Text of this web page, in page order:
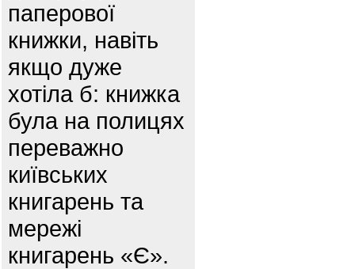
паперової
книжки, навіть
якщо дуже
хотіла б: книжка
була на полицях
переважно
київських
книгарень та
мережі
книгарень «Є».